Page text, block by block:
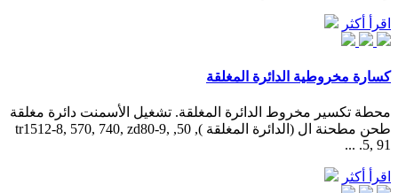
اقرأ أكثر
كسارة مخروطية الدائرة المغلقة
محطة تكسير مخروط الدائرة المغلقة. تشغيل الأسمنت دائرة مغلقة
طحن مطحنة ال (الدائرة المغلقة ), 50, tr1512-8, 570, 740, zd80-9,
5, 91. ...
اقرأ أكثر